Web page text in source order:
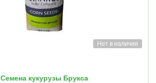
Нет в наличии
Семена кукурузы Брукса